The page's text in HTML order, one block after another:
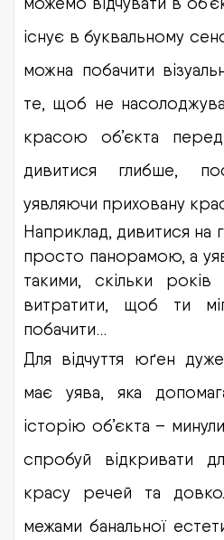
існує в буквальному
можна побачити
те, щоб не
красою об’єкта
дивитися глибше,
уявляючи приховану
Наприклад, дивитися на
просто панорамою, а
такими, скільки
витратити, щоб ти
побачити…
Для відчуття юґен
має уява, яка
історію об’єкта –
спробуй відкривати
красу речей та
межами банальної